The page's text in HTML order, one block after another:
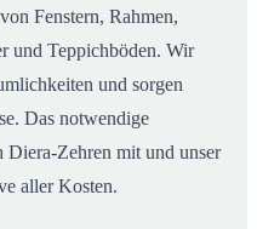
Fenstern, Rahmen,
und Teppichböden. Wir
und sorgen
Das notwendige
Zehren mit und unser
aller Kosten.